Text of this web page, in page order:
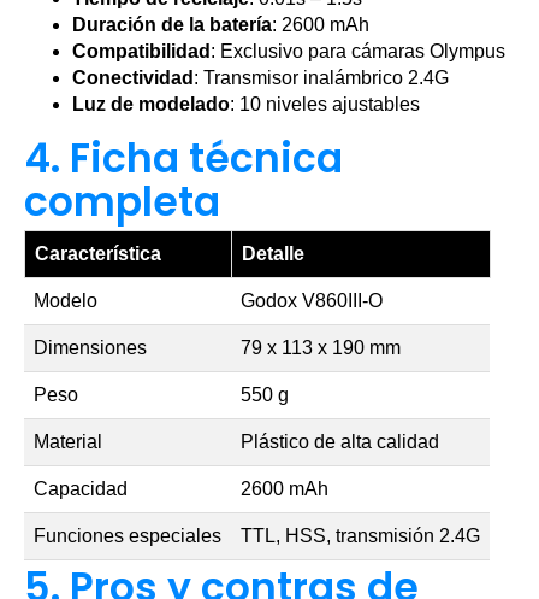
Duración de la batería: 2600 mAh
Compatibilidad : Exclusivo para cámaras Olympus
Conectividad : Transmisor inalámbrico 2.4G
Luz de modelado: 10 niveles ajustables
4. Ficha técnica
completa
Característica Detalle
Modelo Godox V860III-O
Dimensiones 79 x 113 x 190 mm
Peso 550 g
Material Plástico de alta calidad
Capacidad 2600 mAh
Funciones especiales TTL, HSS, transmisión 2.4G